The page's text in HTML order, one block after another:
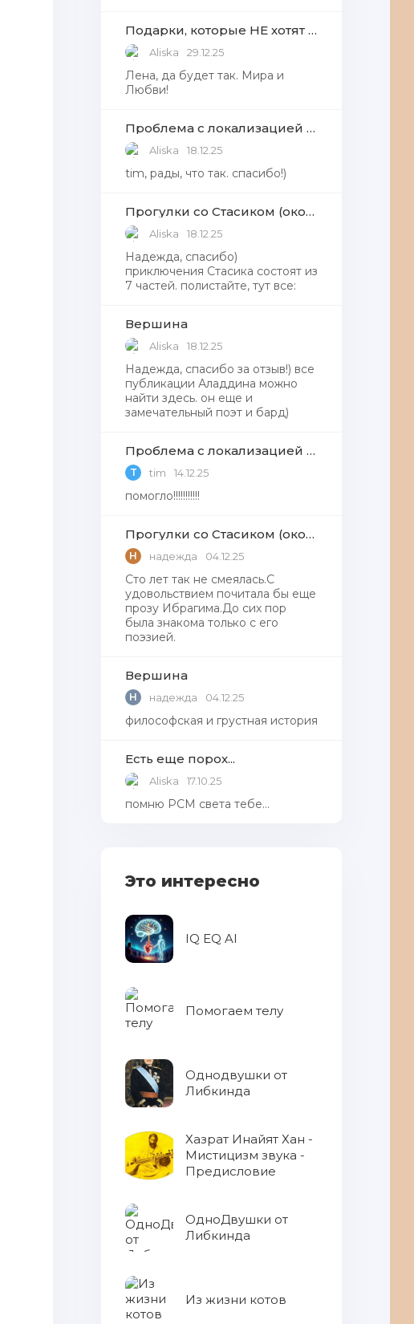
Подарки, которые НЕ хотят получать от Деда Мороза
Aliska 29.12.25
Лена, да будет так. Мира и
Любви!
Проблема с локализацией языков Windows Defender, Microsoft Store в Windows 11
Aliska 18.12.25
tim, рады, что так. спасибо!)
Прогулки со Стасиком (окончание)
Aliska 18.12.25
Надежда, спасибо)
приключения Стасика состоят из
7 частей. полистайте, тут все:
Вершина
Aliska 18.12.25
Надежда, cпасибо за отзыв!) все
публикации Аладдина можно
найти здесь. он еще и
замечательный поэт и бард)
Проблема с локализацией языков Windows Defender, Microsoft Store в Windows 11
T tim 14.12.25
помогло!!!!!!!!!!!
Прогулки со Стасиком (окончание)
Н надежда 04.12.25
Сто лет так не смеялась.С
удовольствием почитала бы еще
прозу Ибрагима.До сих пор
была знакома только с его
поэзией.
Вершина
Н надежда 04.12.25
философская и грустная история
Есть еще порох...
Aliska 17.10.25
помню РСМ cвета тебе...
Это интересно
IQ EQ AI
Помогаем телу
Однодвушки от
Либкинда
Хазрат Инайят Хан -
Мистицизм звука -
Предисловие
ОдноДвушки от
Либкинда
Из жизни котов